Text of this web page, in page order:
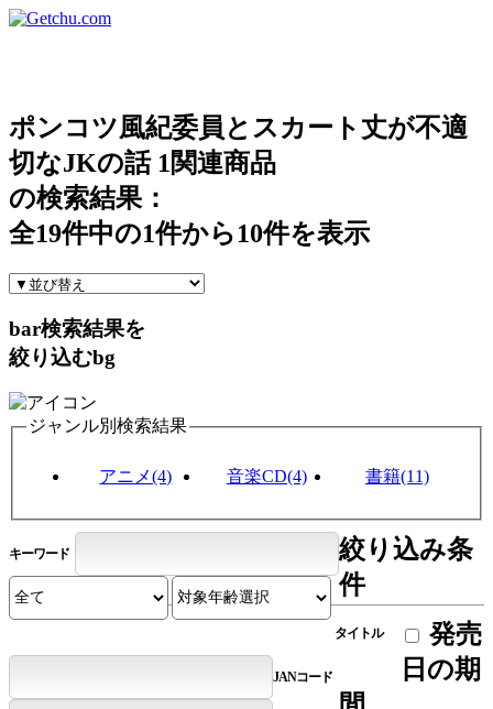
ポンコツ風紀委員とスカート丈が不適
切なJKの話 1関連商品
の検索結果：
全19件中の1件から10件を表示
bar検索結果を
絞り込むbg
ジャンル別検索結果
アニメ(4) 音楽CD(4) 書籍(11)
キーワード
絞り込み条
件
タイトル
JANコード
発売
日の期